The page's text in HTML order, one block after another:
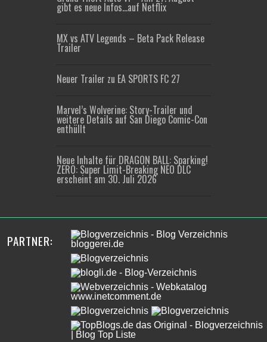
gibt es neue Infos…auf Netflix
MX vs ATV Legends – Beta Pack Release
Trailer
Neuer Trailer zu EA SPORTS FC 27
Marvel’s Wolverine: Story-Trailer und
weitere Details auf San Diego Comic-Con
enthüllt
Neue Inhalte für DRAGON BALL: Sparking!
ZERO: Super Limit-Breaking NEO DLC
erscheint am 30. Juli 2026
PARTNER: